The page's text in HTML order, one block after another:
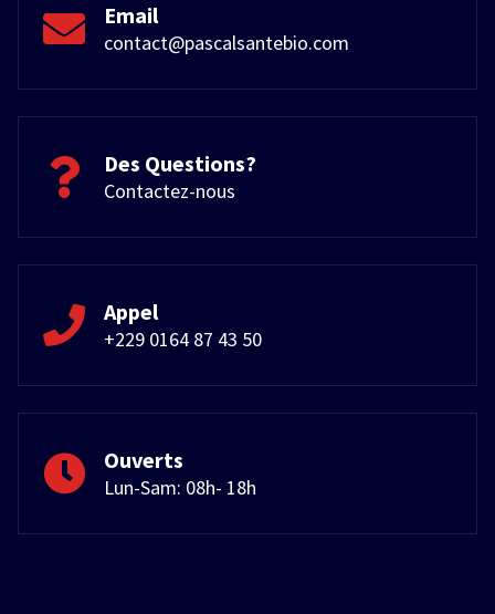
Email
contact@pascalsantebio.com
Des Questions?
Contactez-nous
Appel
+229 0164 87 43 50
Ouverts
Lun-Sam: 08h- 18h